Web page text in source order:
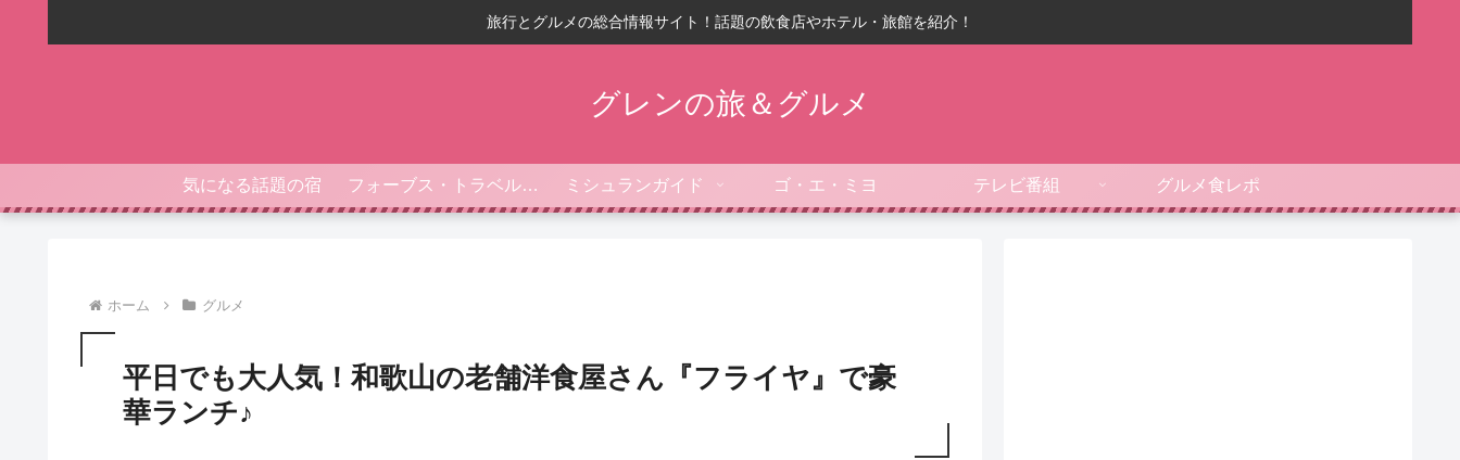
旅行とグルメの総合情報サイト！話題の飲食店やホテル・旅館を紹介！
グレンの旅＆グルメ
気になる話題の宿 フォーブス・トラベルガイド ミシュランガイド ゴ・エ・ミヨ テレビ番組 グルメ食レポ
ホーム グルメ
平日でも大人気！和歌山の老舗洋食屋さん『フライヤ』で豪
華ランチ♪